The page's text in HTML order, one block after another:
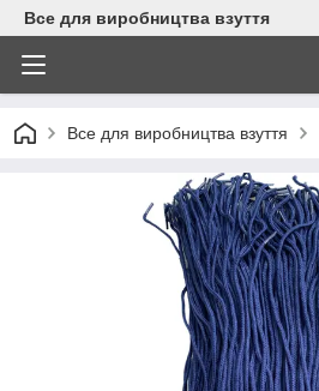
Все для виробництва взуття
Все для виробництва взуття